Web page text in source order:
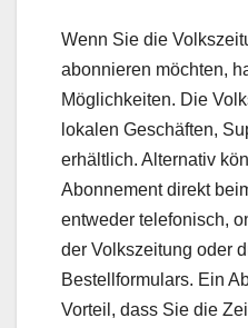
Wenn Sie die
abonnieren möchten,
Möglichkeiten. Die
lokalen Geschäften,
erhältlich. Alternativ
Abonnement direkt
entweder telefonisch,
der Volkszeitung oder
Bestellformulars. Ein
Vorteil, dass Sie die